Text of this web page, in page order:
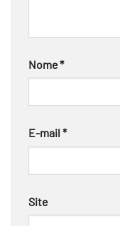
Nome*
E-mail *
Site